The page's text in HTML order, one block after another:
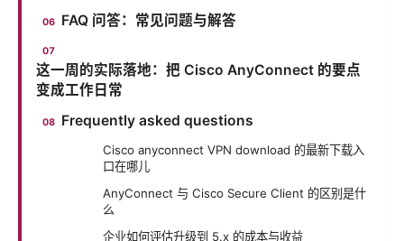
FAQ 问答：常见问题与解答
这一周的实际落地：把 Cisco AnyConnect 的要点
变成工作日常
Frequently asked questions
Cisco anyconnect VPN download 的最新下载入
口在哪儿
AnyConnect 与 Cisco Secure Client 的区别是什
么
企业如何评估升级到 5.x 的成本与收益